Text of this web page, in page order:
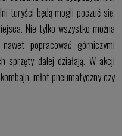
turyści będą mogli poczuć się,
Nie tylko wszystko można
popracować górniczymi
sprzęty dalej działają. W akcji
młot pneumatyczny czy